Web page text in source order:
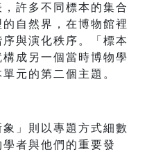
許多不同標本的集合
自然界，在博物館裡
與演化秩序。「標本
成另一個當時博物學
元的第二個主題。
」則以專題方式細數
者與他們的重要發